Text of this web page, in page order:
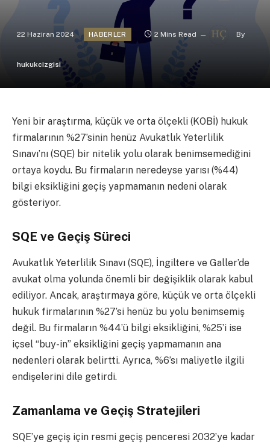
22 Haziran 2024 HABERLER 2 Mins Read By
hukukcizgisi
Yeni bir araştırma, küçük ve orta ölçekli (KOBİ) hukuk
firmalarının %27’sinin henüz Avukatlık Yeterlilik
Sınavı’nı (SQE) bir nitelik yolu olarak benimsemediğini
ortaya koydu. Bu firmaların neredeyse yarısı (%44)
bilgi eksikliğini geçiş yapmamanın nedeni olarak
gösteriyor.
SQE ve Geçiş Süreci
Avukatlık Yeterlilik Sınavı (SQE), İngiltere ve Galler’de
avukat olma yolunda önemli bir değişiklik olarak kabul
ediliyor. Ancak, araştırmaya göre, küçük ve orta ölçekli
hukuk firmalarının %27’si henüz bu yolu benimsemiş
değil. Bu firmaların %44’ü bilgi eksikliğini, %25’i ise
içsel “buy-in” eksikliğini geçiş yapmamanın ana
nedenleri olarak belirtti. Ayrıca, %6’sı maliyetle ilgili
endişelerini dile getirdi.
Zamanlama ve Geçiş Stratejileri
SQE’ye geçiş için resmi geçiş penceresi 2032’ye kadar